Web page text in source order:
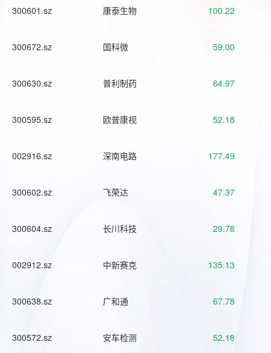
300601.sz 康泰生物 100.22
300672.sz 国科微 59.00
300630.sz 普利制药 64.97
300595.sz 欧普康视 52.18
002916.sz 深南电路 177.49
300602.sz 飞荣达 47.37
300604.sz 长川科技 29.78
002912.sz 中新赛克 135.13
300638.sz 广和通 67.78
300572.sz 安车检测 52.18